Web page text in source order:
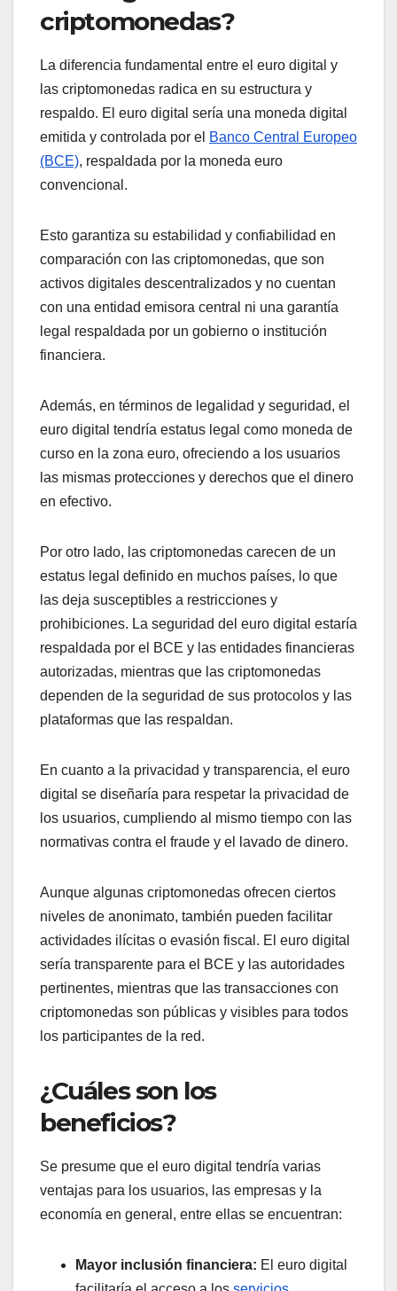
criptomonedas?
La diferencia fundamental entre el euro digital y
las criptomonedas radica en su estructura y
respaldo. El euro digital sería una moneda digital
emitida y controlada por el Banco Central Europeo
(BCE), respaldada por la moneda euro
convencional.
Esto garantiza su estabilidad y confiabilidad en
comparación con las criptomonedas, que son
activos digitales descentralizados y no cuentan
con una entidad emisora central ni una garantía
legal respaldada por un gobierno o institución
financiera.
Además, en términos de legalidad y seguridad, el
euro digital tendría estatus legal como moneda de
curso en la zona euro, ofreciendo a los usuarios
las mismas protecciones y derechos que el dinero
en efectivo.
Por otro lado, las criptomonedas carecen de un
estatus legal definido en muchos países, lo que
las deja susceptibles a restricciones y
prohibiciones. La seguridad del euro digital estaría
respaldada por el BCE y las entidades financieras
autorizadas, mientras que las criptomonedas
dependen de la seguridad de sus protocolos y las
plataformas que las respaldan.
En cuanto a la privacidad y transparencia, el euro
digital se diseñaría para respetar la privacidad de
los usuarios, cumpliendo al mismo tiempo con las
normativas contra el fraude y el lavado de dinero.
Aunque algunas criptomonedas ofrecen ciertos
niveles de anonimato, también pueden facilitar
actividades ilícitas o evasión fiscal. El euro digital
sería transparente para el BCE y las autoridades
pertinentes, mientras que las transacciones con
criptomonedas son públicas y visibles para todos
los participantes de la red.
¿Cuáles son los
beneficios?
Se presume que el euro digital tendría varias
ventajas para los usuarios, las empresas y la
economía en general, entre ellas se encuentran:
Mayor inclusión financiera: El euro digital